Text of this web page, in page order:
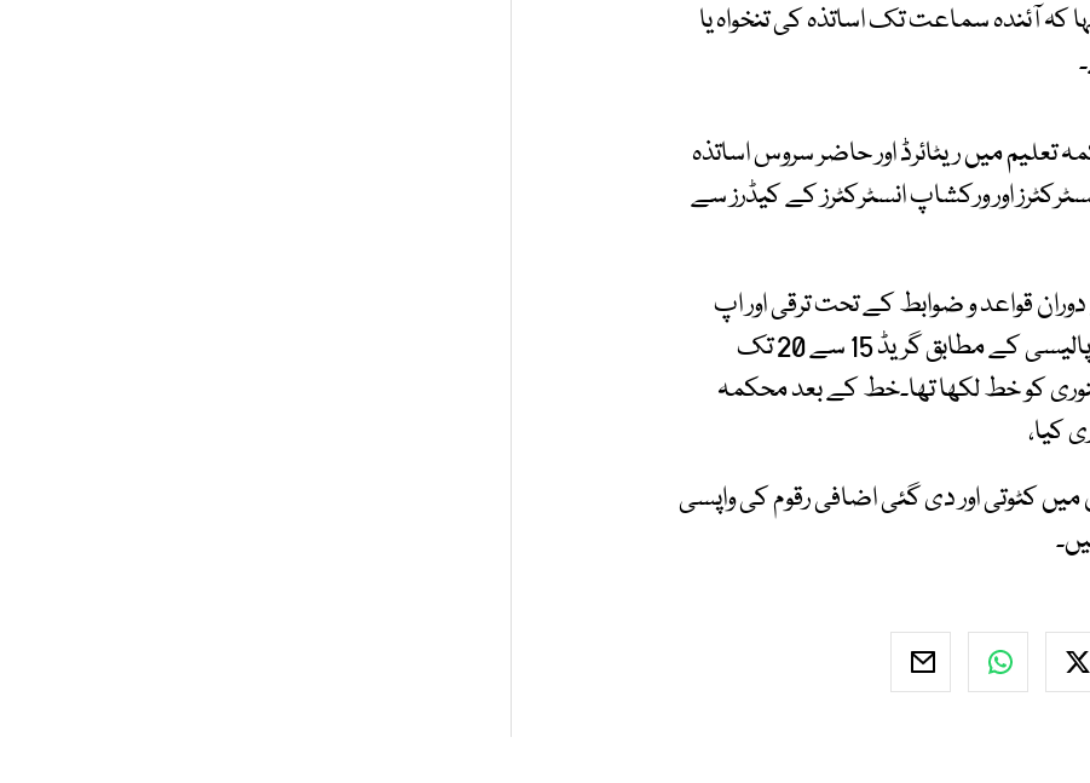
آئندہ سماعت تک اساتذہ کی تنخواہ یا
تعلیم میں ریٹائرڈ اور حاضر سروس اساتذہ
اور ورکشاپ انسٹرکٹرز کے کیڈرز سے
قواعد و ضوابط کے تحت ترقی اور اپ
گریڈیشن دی گئی۔ حکومتِ سندھ کی ٹائم اسکیل پالیسی کے مطابق گریڈ 15 سے 20 تک
ادا کی جاتی رہیں، محکمہ فنانس نے 21 جنوری کو خط لکھا تھا۔خط کے بعد محکمہ
کیا،
میں کٹوتی اور دی گئی اضافی رقوم کی واپسی